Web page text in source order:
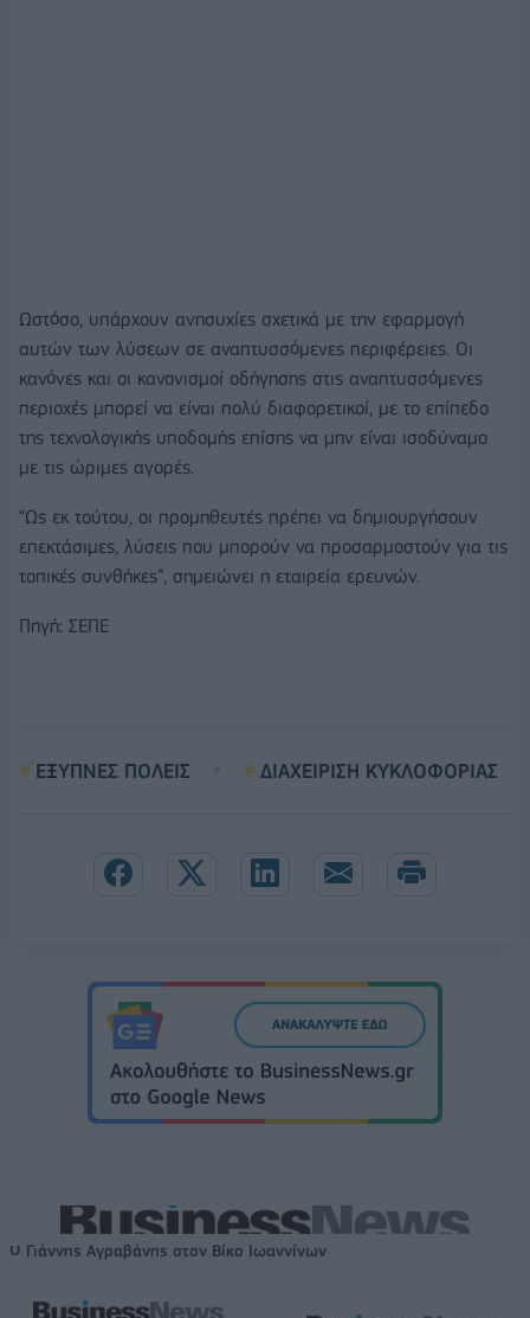
Ωστόσο, υπάρχουν ανησυχίες σχετικά με την εφαρμογή
αυτών των λύσεων σε αναπτυσσόμενες περιφέρειες. Οι
κανόνες και οι κανονισμοί οδήγησης στις αναπτυσσόμενες
περιοχές μπορεί να είναι πολύ διαφορετικοί, με το επίπεδο
της τεχνολογικής υποδομής επίσης να μην είναι ισοδύναμο
με τις ώριμες αγορές.
“Ως εκ τούτου, οι προμηθευτές πρέπει να δημιουργήσουν
επεκτάσιμες, λύσεις που μπορούν να προσαρμοστούν για τις
τοπικές συνθήκες”, σημειώνει η εταιρεία ερευνών.
Πηγή: ΣΕΠΕ
ΕΞΥΠΝΕΣ ΠΟΛΕΙΣ ΔΙΑΧΕΙΡΙΣΗ ΚΥΚΛΟΦΟΡΙΑΣ
Ο Γιάννης Αγραβάνης στον Βίκο Ιωαννίνων